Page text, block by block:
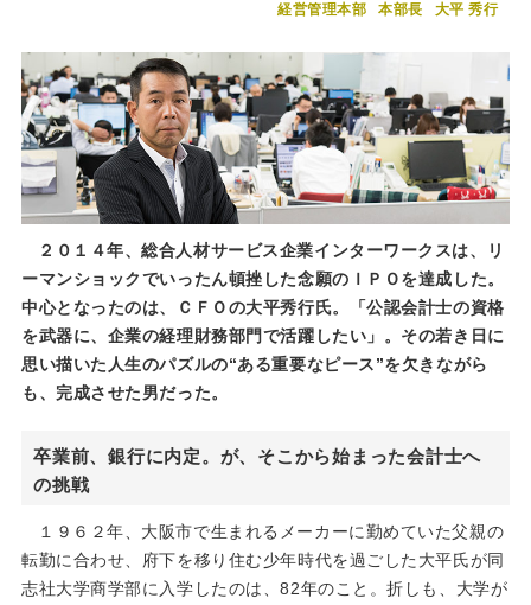
経営管理本部
本部長 大平 秀行
２０１４年、総合人材サービス企業インターワークスは、リ
ーマンショックでいったん頓挫した念願のＩＰＯを達成した。
中心となったのは、ＣＦＯの大平秀行氏。「公認会計士の資格
を武器に、企業の経理財務部門で活躍したい」。その若き日に
思い描いた人生のパズルの“ある重要なピース”を欠きながら
も、完成させた男だった。
卒業前、銀行に内定。が、そこから始まった会計士へ
の挑戦
１９６２年、大阪市で生まれるメーカーに勤めていた父親の
転勤に合わせ、府下を移り住む少年時代を過ごした大平氏が同
志社大学商学部に入学したのは、82年のこと。折しも、大学が